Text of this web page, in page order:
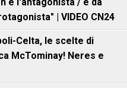
| VIDEO CN24
Celta, le scelte di
McTominay! Neres e